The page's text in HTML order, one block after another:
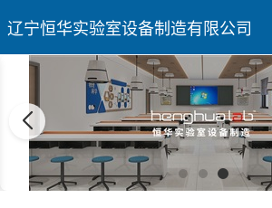
辽宁恒华实验室设备制造有限公司